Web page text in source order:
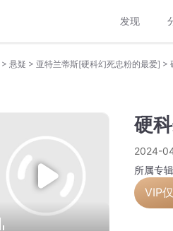
发现
> 悬疑 > 亚特兰蒂斯[硬科幻死忠粉的最爱] >
硬
2024-
所属专辑
VIP仅